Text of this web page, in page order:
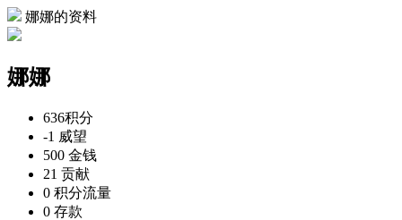
娜娜的资料
娜娜
636积分
-1 威望
500 金钱
21 贡献
0 积分流量
0 存款